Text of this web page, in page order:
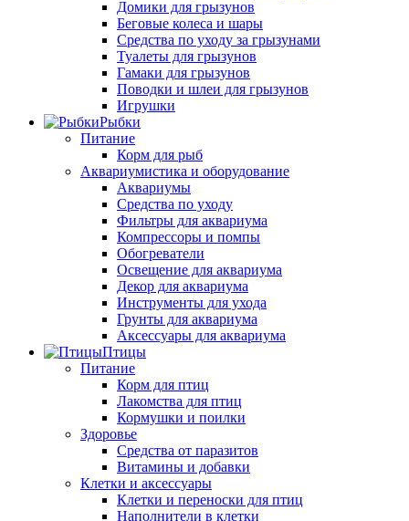
Домики для грызунов
Беговые колеса и шары
Средства по уходу за грызунами
Туалеты для грызунов
Гамаки для грызунов
Поводки и шлеи для грызунов
Игрушки
Рыбки
Питание
Корм для рыб
Аквариумистика и оборудование
Аквариумы
Средства по уходу
Фильтры для аквариума
Компрессоры и помпы
Обогреватели
Освещение для аквариума
Декор для аквариума
Инструменты для ухода
Грунты для аквариума
Аксессуары для аквариума
Птицы
Питание
Корм для птиц
Лакомства для птиц
Кормушки и поилки
Здоровье
Средства от паразитов
Витамины и добавки
Клетки и аксессуары
Клетки и переноски для птиц
Наполнители в клетки